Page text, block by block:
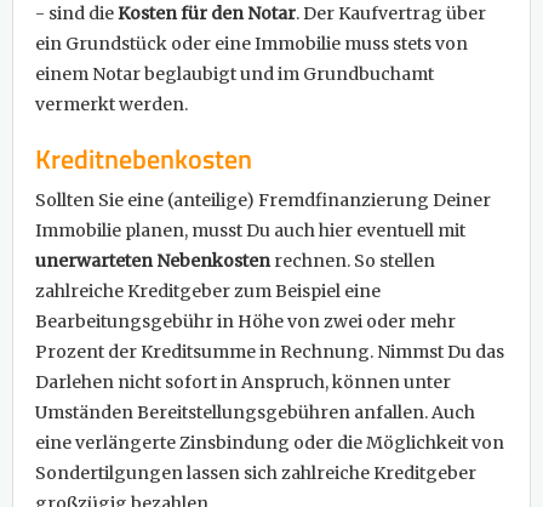
- sind dieKosten für den Notar. Der Kaufvertrag über
ein Grundstück oder eine Immobilie muss stets von
einem Notar beglaubigt und im Grundbuchamt
vermerkt werden.
Kreditnebenkosten
Sollten Sie eine (anteilige) Fremdfinanzierung Deiner
Immobilie planen, musst Du auch hier eventuell mit
unerwarteten Nebenkostenrechnen. So stellen
zahlreiche Kreditgeber zum Beispiel eine
Bearbeitungsgebühr in Höhe von zwei oder mehr
Prozent der Kreditsumme in Rechnung. Nimmst Du das
Darlehen nicht sofort in Anspruch, können unter
Umständen Bereitstellungsgebühren anfallen. Auch
eine verlängerte Zinsbindung oder die Möglichkeit von
Sondertilgungen lassen sich zahlreiche Kreditgeber